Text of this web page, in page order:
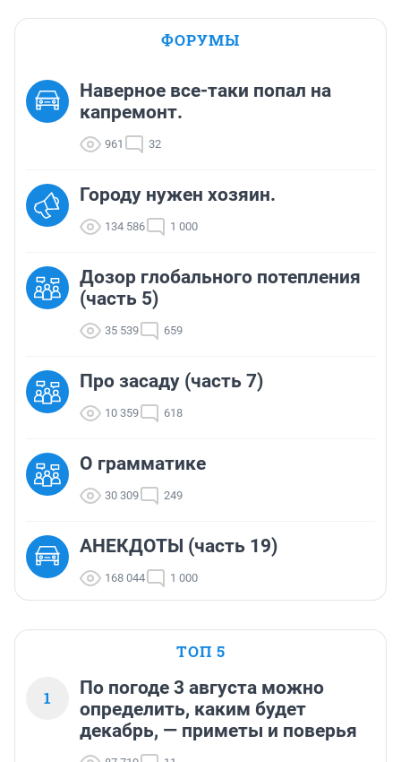
ФОРУМЫ
Наверное все-таки попал на
капремонт.
961 32
Городу нужен хозяин.
134 586 1 000
Дозор глобального потепления
(часть 5)
35 539 659
Про засаду (часть 7)
10 359 618
О грамматике
30 309 249
АНЕКДОТЫ (часть 19)
168 044 1 000
ТОП 5
1
По погоде 3 августа можно
определить, каким будет
декабрь, — приметы и поверья